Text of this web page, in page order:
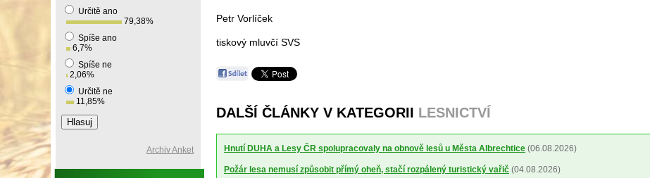
Petr Vorlíček
tiskový mluvčí SVS
DALŠÍ ČLÁNKY V KATEGORII LESNICTVÍ
Hnutí DUHA a Lesy ČR spolupracovaly na obnově lesů u Města Albrechtice (06.08.2026)
Požár lesa nemusí způsobit přímý oheň, stačí rozpálený turistický vařič (04.08.2026)
Určitě ano
79,38%
Spíše ano
6,7%
Spíše ne
2,06%
Určitě ne
11,85%
Archiv Anket